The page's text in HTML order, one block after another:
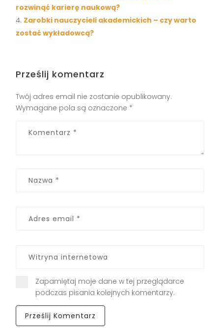
rozwinąć karierę naukową?
Zarobki nauczycieli akademickich – czy warto
zostać wykładowcą?
Prześlij komentarz
Twój adres email nie zostanie opublikowany.
Wymagane pola są oznaczone *
Zapamiętaj moje dane w tej przeglądarce
podczas pisania kolejnych komentarzy.